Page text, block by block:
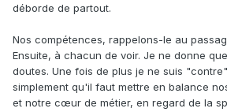
déborde de partout.
Nos compétences, rappelons-le au
Ensuite, à chacun de voir. Je ne donne
doutes. Une fois de plus je ne suis
simplement qu'il faut mettre en balance
et notre cœur de métier, en regard de la